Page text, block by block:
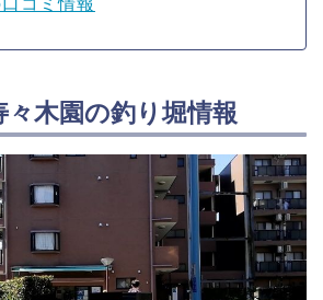
コミ情報
々木園の釣り堀情報